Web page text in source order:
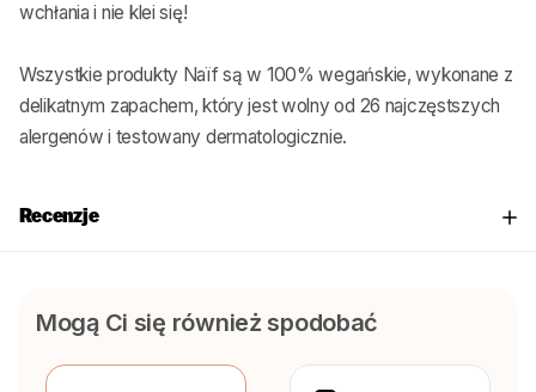
wchłania i nie klei się!
Wszystkie produkty Naïf są w 100% wegańskie, wykonane z
delikatnym zapachem, który jest wolny od 26 najczęstszych
alergenów i testowany dermatologicznie.
Recenzje
Mogą Ci się również spodobać